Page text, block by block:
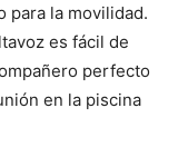
para la movilidad.
es fácil de
perfecto
en la piscina